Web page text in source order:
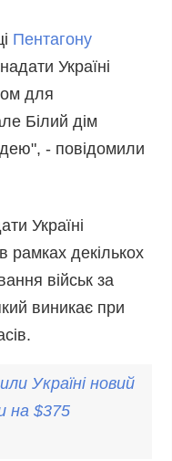
ПОСЛУГИ
Послуги
Фотобанк
Пресцентр
Анонси
Пентагону
Україні
для
Білий дім
- повідомили
Україні
декількох
військ за
виникає при
Україні новий
на $375